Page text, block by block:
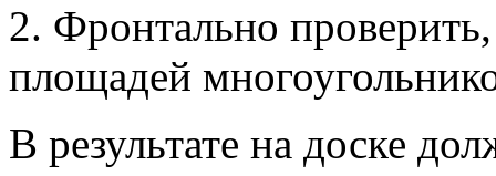
2. Фронтально
площадей
В результате на доске